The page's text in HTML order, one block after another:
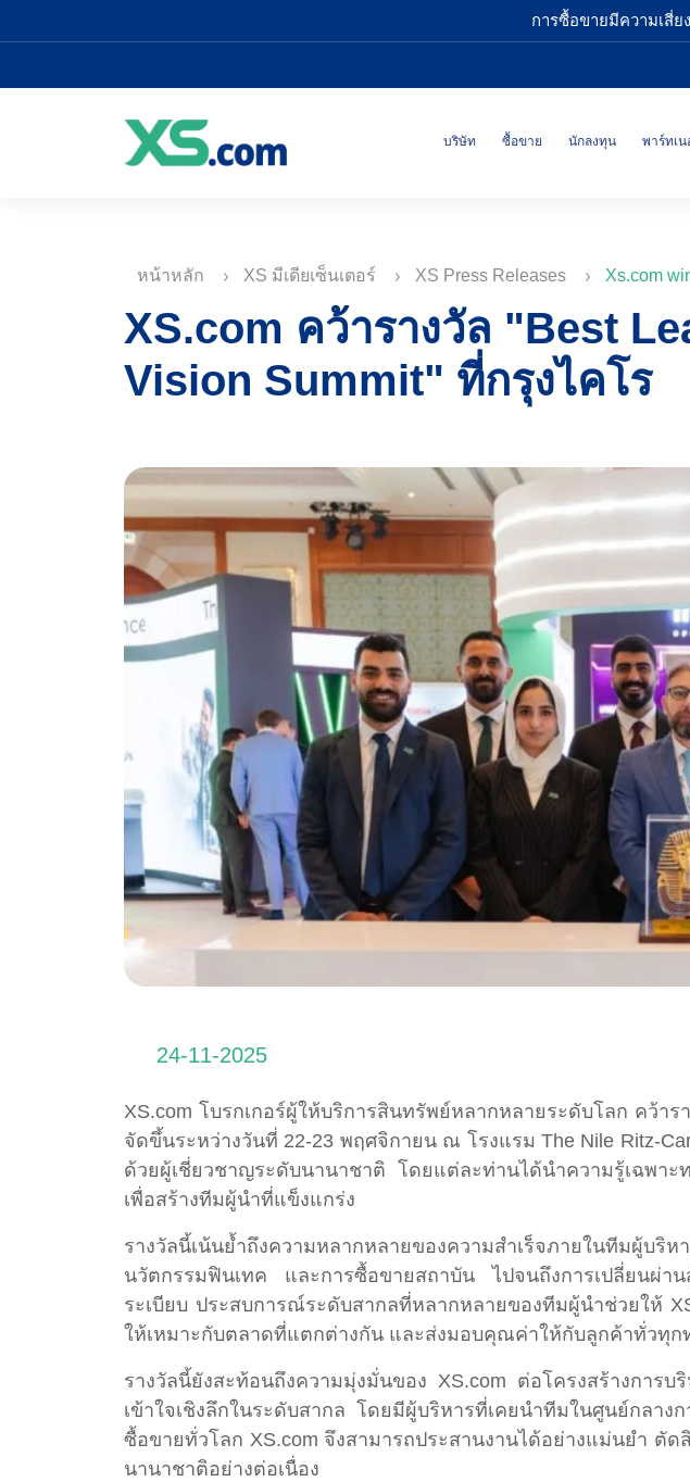
การซื้อขายมีความเสี่
บริษัท ซื้อขาย นักลงทุน พาร์ทเน
หน้าหลัก XS มีเดียเซ็นเตอร์ XS Press Releases Xs.com
XS.com คว้ารางวัล "Best
Vision Summit" ที่กรุงไคโร
24-11-2025
XS.com โบรกเกอร์ผู้ให้บริการสินทรัพย์หลากหลายระดับโลก คว้าร
จัดขึ้นระหว่างวันที่ 22-23 พฤศจิกายน ณ โรงแรม The Nile Ritz-
ด้วยผู้เชี่ยวชาญระดับนานาชาติ โดยแต่ละท่านได้นำความรู้เฉพา
เพื่อสร้างทีมผู้นำที่แข็งแกร่ง
รางวัลนี้เน้นย้ำถึงความหลากหลายของความสำเร็จภายในทีมผู้บ
นวัตกรรมฟินเทค และการซื้อขายสถาบัน ไปจนถึงการเปลี่ยนผ่
ระเบียบ ประสบการณ์ระดับสากลที่หลากหลายของทีมผู้นำช่วยให้
ให้เหมาะกับตลาดที่แตกต่างกัน และส่งมอบคุณค่าให้กับลูกค้าทั่วทุก
รางวัลนี้ยังสะท้อนถึงความมุ่งมั่นของ XS.com ต่อโครงสร้างการ
เข้าใจเชิงลึกในระดับสากล โดยมีผู้บริหารที่เคยนำทีมในศูนย์กลา
ซื้อขายทั่วโลก XS.com จึงสามารถประสานงานได้อย่างแม่นยำ ตั
นานาชาติอย่างต่อเนื่อง